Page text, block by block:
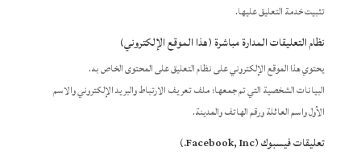
تثبيت خدمة التعليق عليها.
نظام التعليقات المدارة مباشرة (هذا الموقع الإلكتروني)
يحتوي هذا الموقع الإلكتروني على نظام التعليق على المحتوى الخاص به.
البيانات الشخصية التي تم جمعها: ملف تعريف الارتباط والبريد الإلكتروني والاسم
الأول واسم العائلة ورقم الهاتف والمدينة.
تعليقات فيسبوك (Facebook, Inc.)